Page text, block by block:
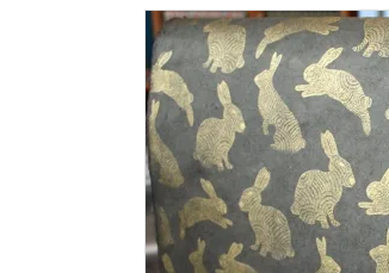
オリジナル包装紙
（A3相当サイズ）
ネパールの手漉き包装紙
ボタニカルダブルサイド包装紙